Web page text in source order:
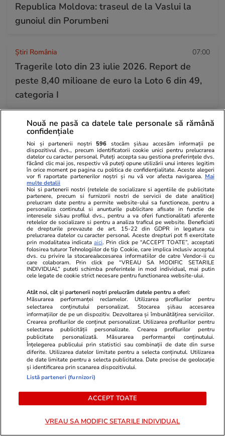
Republica Moldova: traseul de la Vaslui la
gunoiul din Porumbeni
Știri România 07:00
Tragerile loto din 23 iulie 2026. Report de
peste 8,40 milioane de euro la Loto 6 din 49,
categoria I
Știri România 10:00
Statul n-a fost în stare să vândă casa lui
Gheorghe Dincă, ajunsă o ruină la 7 ani de la
cazul Caracal. „Asta ar trebui dărâmată!”
Lifestyle 14:41
Tinerii din Generația Z dau vina pe
părinți când ceva merge prost în
viața lor: „Propriii mei părinți m-
au dezamăgit”
Vacanțe și
Ce trebuie
să plece în
Nouă ne pasă ca datele tale personale să rămână
confidențiale
Noi și partenerii noștri 596 stocăm și/sau accesăm informații pe
dispozitivul dvs., precum identificatorii cookie unici pentru prelucrarea
datelor cu caracter personal. Puteți accepta sau gestiona preferințele dvs.
făcând clic mai jos, respectiv vă puteți opune utilizării unui interes legitim
în orice moment pe pagina cu politica de confidențialitate. Aceste alegeri
vor fi raportate partenerilor noștri și nu vă vor afecta navigarea. Mai
multe detalii
Noi si partenerii nostri (retelele de socializare si agentiile de publicitate
partenere, precum si furnizorii nostri de servicii de date analitice)
prelucram date pentru a permite website-ului sa functioneze, pentru a
personaliza continutul si anunturile publicitare afisate in functie de
interesele si/sau profilul dvs., pentru a va oferi functionalitati aferente
retelelor de socializare si pentru a analiza traficul pe website. Beneficiati
de drepturile prevazute de art. 15-22 din GDPR in legatura cu
prelucrarea datelor cu caracter personal. Aceste drepturi pot fi exercitate
prin modalitatea indicataaici. Prin click pe “ACCEPT TOATE”, acceptati
folosirea tuturor Tehnologiilor de tip Cookie, care implica inclusiv acceptul
dvs. cu privire la stocarea/accesarea informatiilor de catre Vendor-ii cu
care colaboram. Prin click pe “VREAU SA MODIFIC SETARILE
INDIVIDUAL” puteti schimba preferintele in mod individual, mai putin
cele legate de cookie strict necesare pentru functionarea website-ului.
Atât noi, cât și partenerii noștri prelucrăm datele pentru a oferi:
Măsurarea performanței reclamelor. Utilizarea profilurilor pentru
selectarea conținutului personalizat. Stocarea și/sau accesarea
informațiilor de pe un dispozitiv. Dezvoltarea și îmbunătățirea serviciilor.
Crearea profilurilor de conținut personalizat. Utilizarea profilurilor pentru
selectarea publicității personalizate. Crearea profilurilor pentru
publicitate personalizată. Măsurarea performanței conținutului.
Înțelegerea publicului prin statistici sau combinații de date din surse
diferite. Utilizarea datelor limitate pentru a selecta conținutul. Utilizarea
de date limitate pentru a selecta publicitatea. Date precise de geolocație
și identificarea prin scanarea dispozitivului.
Listă parteneri (furnizori)
ACCEPT TOATE
VREAU SA MODIFIC SETARILE INDIVIDUAL